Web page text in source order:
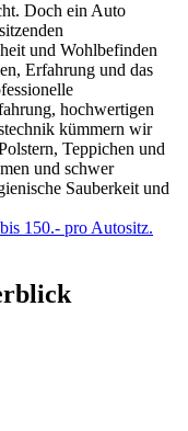
Doch ein Auto
und Wohlbefinden
Erfahrung und das
hochwertigen
kümmern wir
Teppichen und
und schwer
Sauberkeit und
150.- pro Autositz.